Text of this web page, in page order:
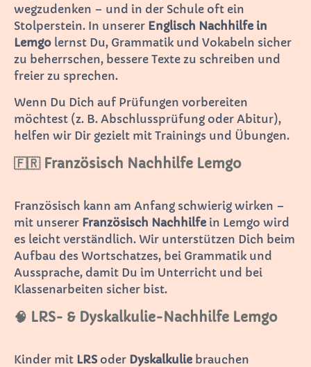
wegzudenken – und in der Schule oft ein
Stolperstein. In unserer Englisch Nachhilfe in
Lemgo lernst Du, Grammatik und Vokabeln sicher
zu beherrschen, bessere Texte zu schreiben und
freier zu sprechen.
Wenn Du Dich auf Prüfungen vorbereiten
möchtest (z. B. Abschlussprüfung oder Abitur),
helfen wir Dir gezielt mit Trainings und Übungen.
🇫🇷 Französisch Nachhilfe Lemgo
Französisch kann am Anfang schwierig wirken –
mit unserer Französisch Nachhilfe in Lemgo wird
es leicht verständlich. Wir unterstützen Dich beim
Aufbau des Wortschatzes, bei Grammatik und
Aussprache, damit Du im Unterricht und bei
Klassenarbeiten sicher bist.
🧠 LRS- & Dyskalkulie-Nachhilfe Lemgo
Kinder mit LRSoder Dyskalkulie brauchen